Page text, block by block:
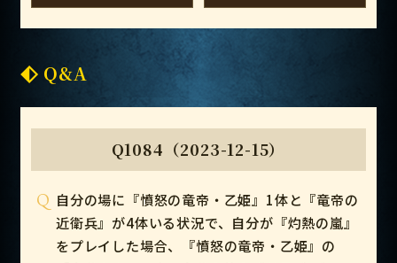
Q&A
Q1084（2023-12-15）
Q 自分の場に『憤怒の竜帝・乙姫』1体と『竜帝の
近衛兵』が4体いる状況で、自分が『灼熱の嵐』
をプレイした場合、『憤怒の竜帝・乙姫』の